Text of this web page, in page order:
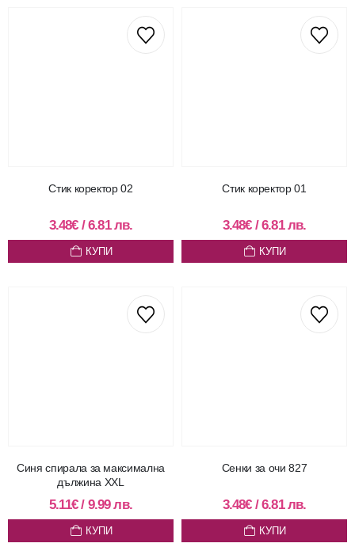
Стик коректор 02
3.48€ /6.81лв.
КУПИ
Стик коректор 01
3.48€ /6.81лв.
КУПИ
Синя спирала за максимална
дължина XXL
5.11€ / 9.99лв.
КУПИ
Сенки за очи 827
3.48€ /6.81лв.
КУПИ